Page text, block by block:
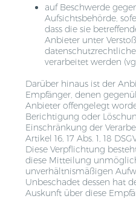
auf Beschwerde
Aufsichtsbehörde,
dass die sie
Anbieter unter
verarbeitet werden
Darüber hinaus ist der
Empfänger, denen
Anbieter offengelegt
Berichtigung oder
Einschränkung der
Artikel 16, 17 Abs. 1, 18
Diese Verpflichtung
diese Mitteilung
unverhältnismäßigen
Unbeschadet dessen hat
Auskunft über diese